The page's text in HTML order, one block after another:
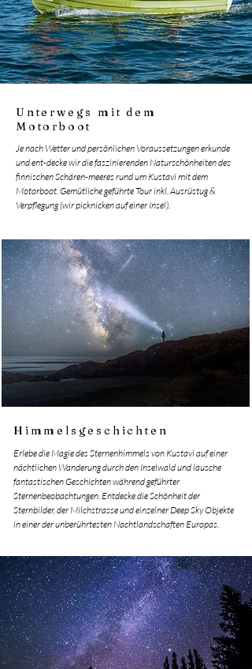
Unterwegs mit dem
Motorboot
Je nach Wetter und persönlichen Voraussetzungen erkunde
und ent-decke wir die faszinierenden Naturschönheiten des
finnischen Schären-meeres rund um Kustavi mit dem
Motorboot. Gemütliche geführte Tour inkl. Ausrüstug &
Verpflegung (wir picknicken auf einer Insel).
Himmelsgeschichten
Erlebe die Magie des Sternenhimmels von Kustavi auf einer
nächtlichen Wanderung durch den Inselwald und lausche
fantastischen Geschichten während geführter
Sternenbeobachtungen. Entdecke die Schönheit der
Sternbilder, der Milchstrasse und einzelner Deep Sky Objekte
in einer der unberührtesten Nachtlandschaften Europas.